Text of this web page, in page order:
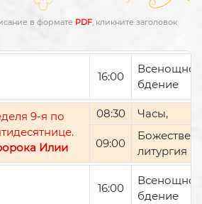
в формате PDF, кликните заголовок
16:00
Всенощное
бдение
9-я по
Илии
08:30 Часы,
09:00
литургия
16:00
Всенощное
бдение